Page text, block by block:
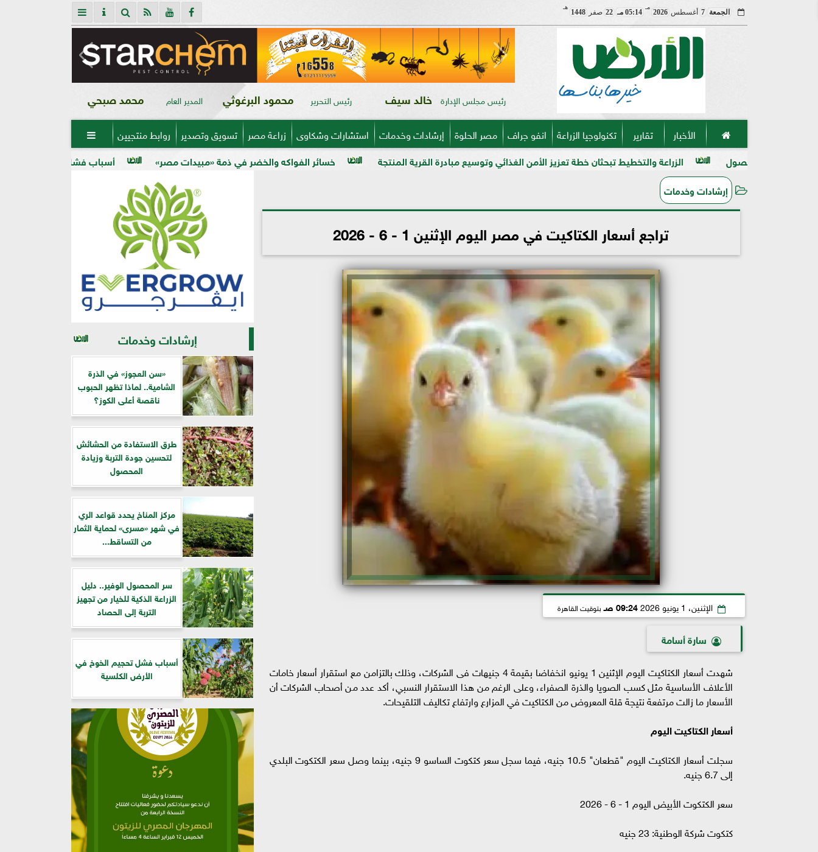
الجمعة 7 أغسطس2026
مـ
05:14 مـ 22 صفر 1448
هـ
رئيس مجلس الإدارة خالد سيف رئيس التحرير محمود البرغوثي المدير العام محمد صبحي
الأخبار تقارير تكنولوجيا الزراعة انفو جراف مصر الحلوة إرشادات وخدمات استشارات وشكاوى زراعة مصر تسويق وتصدير روابط منتجيين 
أسباب فشل تحجيم الخوخ في الأرض الكلسية خسائر الفواكه والخضر في ذمة «مبيدات مصر» الزراعة والتخطيط تبحثان خطة تعزيز الأمن الغذائي وتوسيع مبادرة القرية المنتجة
إرشادات وخدمات
تراجع أسعار الكتاكيت في مصر اليوم الإثنين 1 - 6 - 2026
الإثنين، 1 يونيو 2026 09:24 صـ بتوقيت القاهرة
سارة أسامة
شهدت أسعار الكتاكيت اليوم الإثنين 1 يونيو انخفاضا بقيمة 4 جنيهات فى الشركات، وذلك بالتزامن مع استقرار أسعار خامات
الأعلاف الأساسية مثل كسب الصويا والذرة الصفراء، وعلى الرغم من هذا الاستقرار النسبي، أكد عدد من أصحاب الشركات أن
الأسعار ما زالت مرتفعة نتيجة قلة المعروض من الكتاكيت في المزارع وارتفاع تكاليف التلقيحات.
أسعار الكتاكيت اليوم
سجلت أسعار الكتاكيت اليوم "قطعان" 10.5 جنيه، فيما سجل سعر كتكوت الساسو 9 جنيه، بينما وصل سعر الكتكوت البلدي
إلى 6.7 جنيه.
سعر الكتكوت الأبيض اليوم 1 - 6 - 2026
كتكوت شركة الوطنية: 23 جنيه
إرشادات وخدمات
«سن العجوز» في الذرة
الشامية.. لماذا تظهر الحبوب
ناقصة أعلى الكوز؟
طرق الاستفادة من الحشائش
لتحسين جودة التربة وزيادة
المحصول
مركز المناخ يحدد قواعد الري
في شهر «مسرى» لحماية الثمار
من التساقط...
سر المحصول الوفير.. دليل
الزراعة الذكية للخيار من تجهيز
التربة إلى الحصاد
أسباب فشل تحجيم الخوخ في
الأرض الكلسية